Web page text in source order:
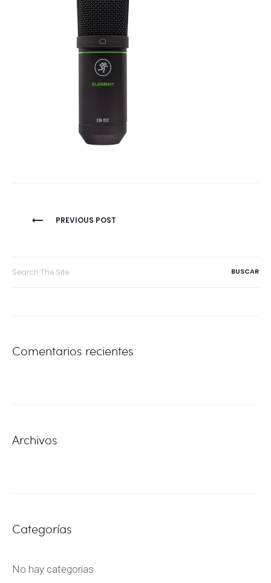
NAVEGACIÓN
PREVIOUS POST
Comentarios recientes
Archivos
Categorías
No hay categorías